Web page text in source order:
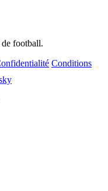
de football.
Conditions